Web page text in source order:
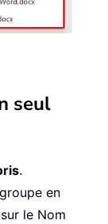
seul
.
en
le Nom